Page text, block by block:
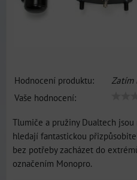
Hodnocení produktu:
Zatím
Vaše hodnocení:
Tlumiče a pružiny Dualtech
hledají fantastickou
bez potřeby zacházet do
označením Monopro.